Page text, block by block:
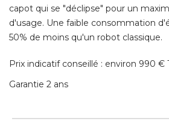
capot qui se "déclipse" pour un
d'usage. Une faible consommation
50% de moins qu'un robot classique.
Prix indicatif conseillé : environ 990 €
Garantie 2 ans